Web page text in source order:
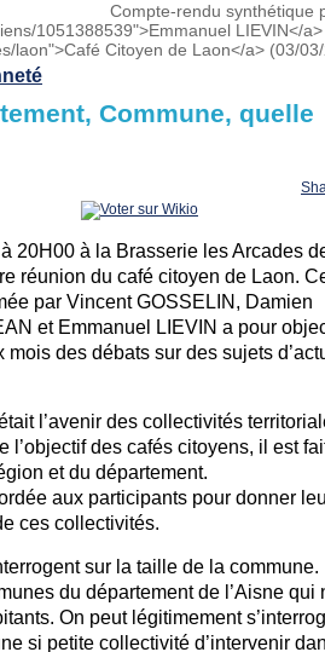
Compte-rendu synthétique
1051388539">Emmanuel LIEVIN</
laon">Café Citoyen de Laon</a> (03/
Commune, quelle
20H00 à la Brasserie les Arcades
réunion du café citoyen de Laon.
par Vincent GOSSELIN, Damien
et Emmanuel LIEVIN a pour
des débats sur des sujets
l’avenir des collectivités
l’objectif des cafés citoyens, il est
et du département.
aux participants pour donner
ces collectivités.
sur la taille de la commune.
du département de l’Aisne qui
On peut légitimement
si petite collectivité d’intervenir